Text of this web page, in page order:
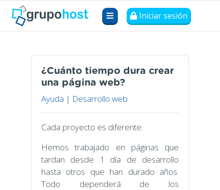
Iniciar sesión
¿Cuánto tiempo dura crear
una página web?
Ayuda | Desarrollo web
Cada proyecto es diferente.
Hemos trabajado en páginas que
tardan desde 1 día de desarrollo
hasta otros que han durado años.
Todo dependerá de los